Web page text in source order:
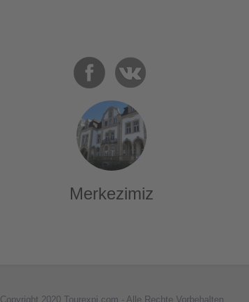
Merkezimiz
Copyright 2020 Tourexpi.com - Alle Rechte Vorbehalten